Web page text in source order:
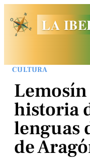
LA
CULTURA
historia
lenguas
de